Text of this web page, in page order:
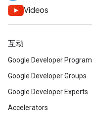
Videos
互动
Google Developer Program
Google Developer Groups
Google Developer Experts
Accelerators